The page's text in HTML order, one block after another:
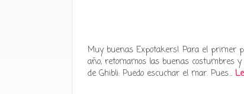
Muy buenas Expotakers! Para el primer
año, retomamos las buenas costumbres
de Ghibli: Puedo escuchar el mar. Pues…